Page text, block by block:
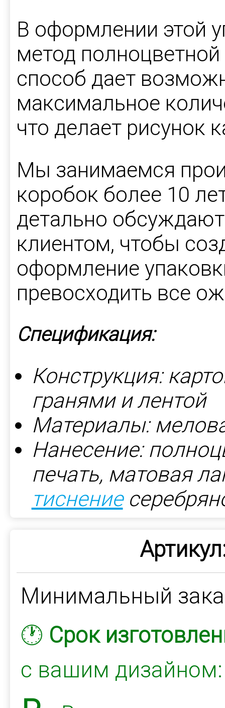
В оформлении этой
метод
способ дает
максимальное
что делает рисунок
Мы занимаемся
коробок более 10
детально
клиентом, чтобы
оформление
превосходить все
Спецификация:
Конструкция:
гранями и лентой
Материалы:
Нанесение:
печать, матовая
тиснение
Минимальный
🕐 Срок
с вашим